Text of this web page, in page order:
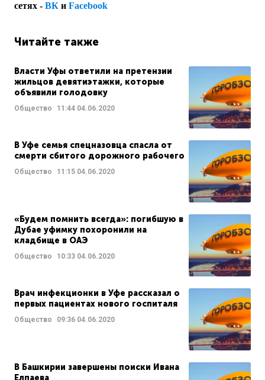
сетях - ВК и Facebook
Читайте также
Власти Уфы ответили на претензии
жильцов девятиэтажки, которые
объявили голодовку
Общество 11:44 04.06.2020
В Уфе семья спецназовца спасла от
смерти сбитого дорожного рабочего
Общество 11:15 04.06.2020
«Будем помнить всегда»: погибшую в
Дубае уфимку похоронили на
кладбище в ОАЭ
Общество 10:33 04.06.2020
Врач инфекционки в Уфе рассказал о
первых пациентах нового госпиталя
Общество 09:36 04.06.2020
В Башкирии завершены поиски Ивана